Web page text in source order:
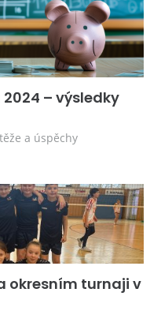
– výsledky
a úspěchy
okresním turnaji v